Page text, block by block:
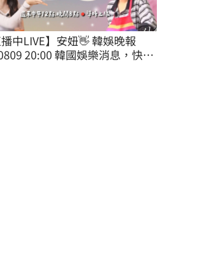
播中LIVE】安妞👋 韓娛晚報
20:00 韓國娛樂消息，快速